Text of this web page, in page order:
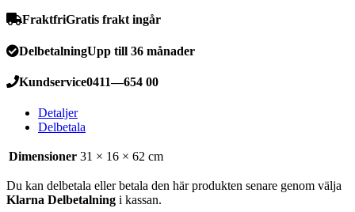
FraktfriGratis frakt ingår
DelbetalningUpp till 36 månader
Kundservice0411—654 00
Detaljer
Delbetala
Dimensioner 31 × 16 × 62 cm
Du kan delbetala eller betala den här produkten senare genom välja
Klarna Delbetalning i kassan.